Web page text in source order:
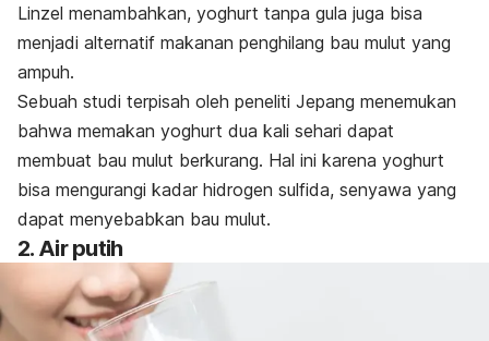
Linzel menambahkan, yoghurt tanpa gula juga bisa
menjadi alternatif makanan penghilang bau mulut yang
ampuh.
Sebuah studi terpisah oleh peneliti Jepang menemukan
bahwa memakan yoghurt dua kali sehari dapat
membuat bau mulut berkurang. Hal ini karena yoghurt
bisa mengurangi kadar hidrogen sulfida, senyawa yang
dapat menyebabkan bau mulut.
2. Air putih